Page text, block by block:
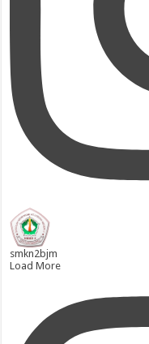
smkn2bjm
Load More